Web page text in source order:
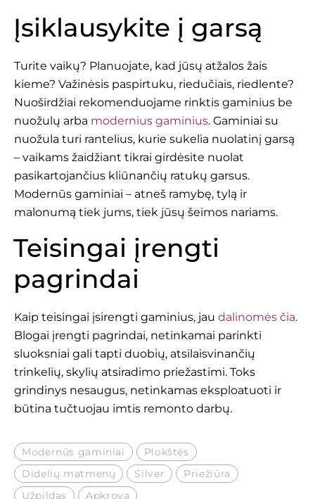
Įsiklausykite į garsą
Turite vaikų? Planuojate, kad jūsų atžalos žais
kieme? Važinėsis paspirtuku, riedučiais, riedlente?
Nuoširdžiai rekomenduojame rinktis gaminius be
nuožulų arba modernius gaminius. Gaminiai su
nuožula turi rantelius, kurie sukelia nuolatinį garsą
– vaikams žaidžiant tikrai girdėsite nuolat
pasikartojančius kliūnančių ratukų garsus.
Modernūs gaminiai – atneš ramybę, tylą ir
malonumą tiek jums, tiek jūsų šeimos nariams.
Teisingai įrengti
pagrindai
Kaip teisingai įsirengti gaminius, jau dalinomės čia.
Blogai įrengti pagrindai, netinkamai parinkti
sluoksniai gali tapti duobių, atsilaisvinančių
trinkelių, skylių atsiradimo priežastimi. Toks
grindinys nesaugus, netinkamas eksploatuoti ir
būtina tučtuojau imtis remonto darbų.
Modernūs gaminiai
Plokštės
Didelių matmenų
Silver
Priežiūra
Užpildas
Apkrova